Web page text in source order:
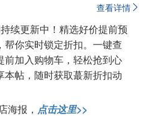
查看详情
续更新中！精选好价提前预
你实时锁定折扣。一键查
前加入购物车，轻松抢到心
本帖，随时获取蕞新折扣动
海报， 点击这里>>